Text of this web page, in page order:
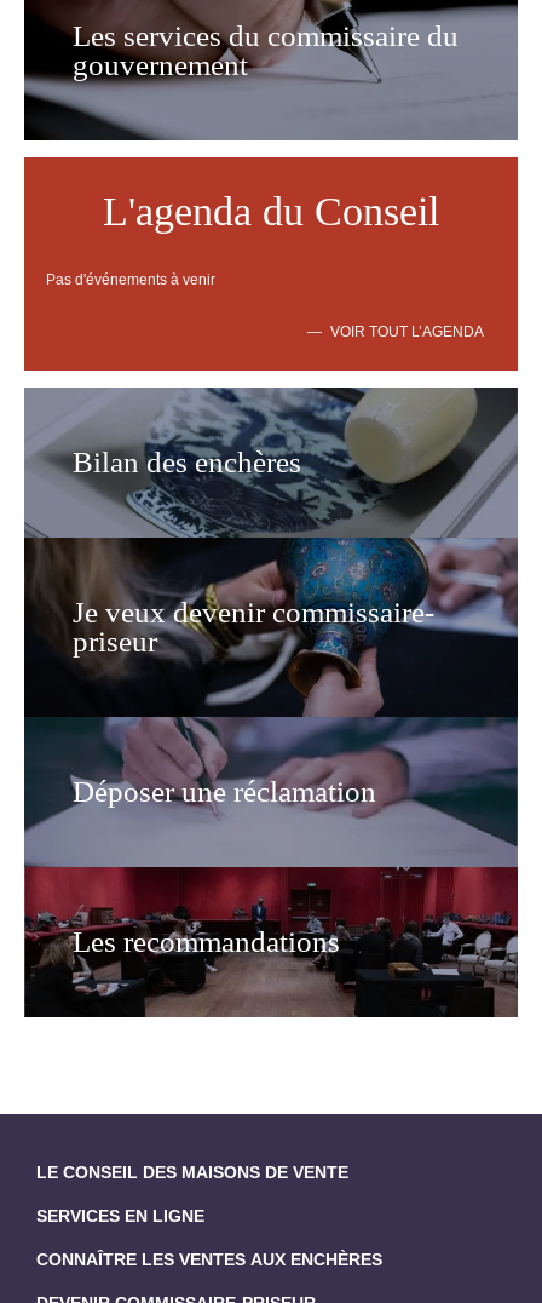
Les services du commissaire du
gouvernement
L'agenda du Conseil
Pas d'événements à venir
VOIR TOUT L’AGENDA
Bilan des enchères
Je veux devenir commissaire-
priseur
Déposer une réclamation
Les recommandations
LE CONSEIL DES MAISONS DE VENTE
SERVICES EN LIGNE
CONNAÎTRE LES VENTES AUX ENCHÈRES